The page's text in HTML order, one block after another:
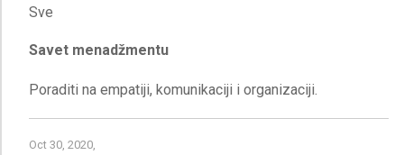
Savet menadžmentu
Oct 30, 2020,